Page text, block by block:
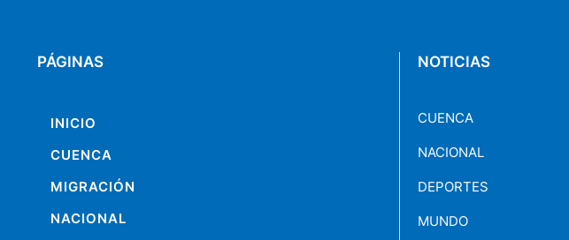
PÁGINAS
INICIO
CUENCA
MIGRACIÓN
NACIONAL
NOTICIAS
CUENCA
NACIONAL
DEPORTES
MUNDO